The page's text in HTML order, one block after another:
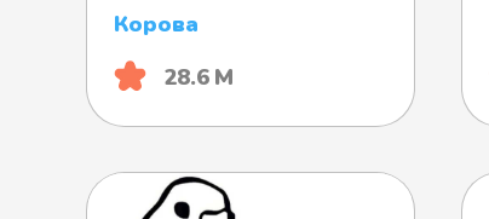
Корова
28.6 М